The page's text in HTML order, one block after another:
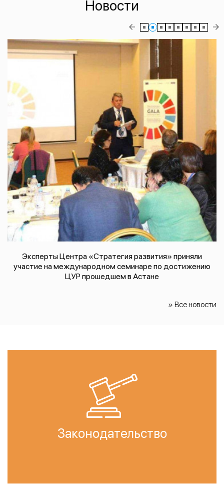
Новости
Эксперты Центра «Стратегия развития» приняли
участие на международном семинаре по достижению
ЦУР прошедшем в Астане
» Все новости
Законодательство